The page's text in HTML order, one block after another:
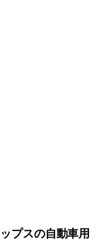
プスの自動車用